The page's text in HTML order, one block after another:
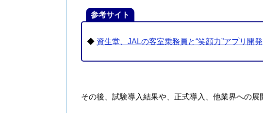
参考サイト
◆ 資生堂、JALの客室乗務員と“笑顔力”アプリ開発
その後、試験導入結果や、正式導入、他業界への展